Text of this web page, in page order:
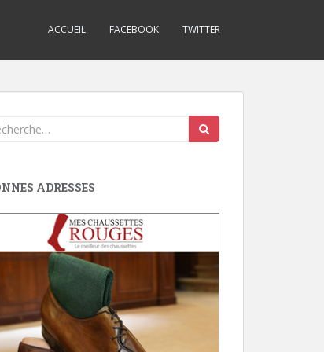
ACCUEIL FACEBOOK TWITTER
ADRESSES